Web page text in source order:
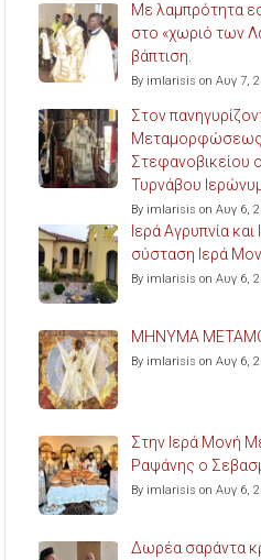
Με λαμπρότητα
στο «χωριό των
βάπτιση.
By imlarisis on Αυγ 7,
Στον
Στεφανοβικείου
Τυρνάβου
By imlarisis on Αυγ 6,
Ιερά Αγρυπνία
σύσταση Ιερά
By imlarisis on Αυγ 6,
ΜΗΝΥΜΑ
By imlarisis on Αυγ 6,
Στην Ιερά Μονή
Ραψάνης ο
By imlarisis on Αυγ 6,
Δωρέα σαράντα